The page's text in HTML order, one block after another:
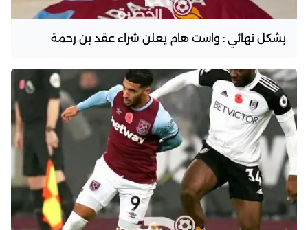
بشكل نهائي : واست هام يعلن شراء عقد بن رحمة